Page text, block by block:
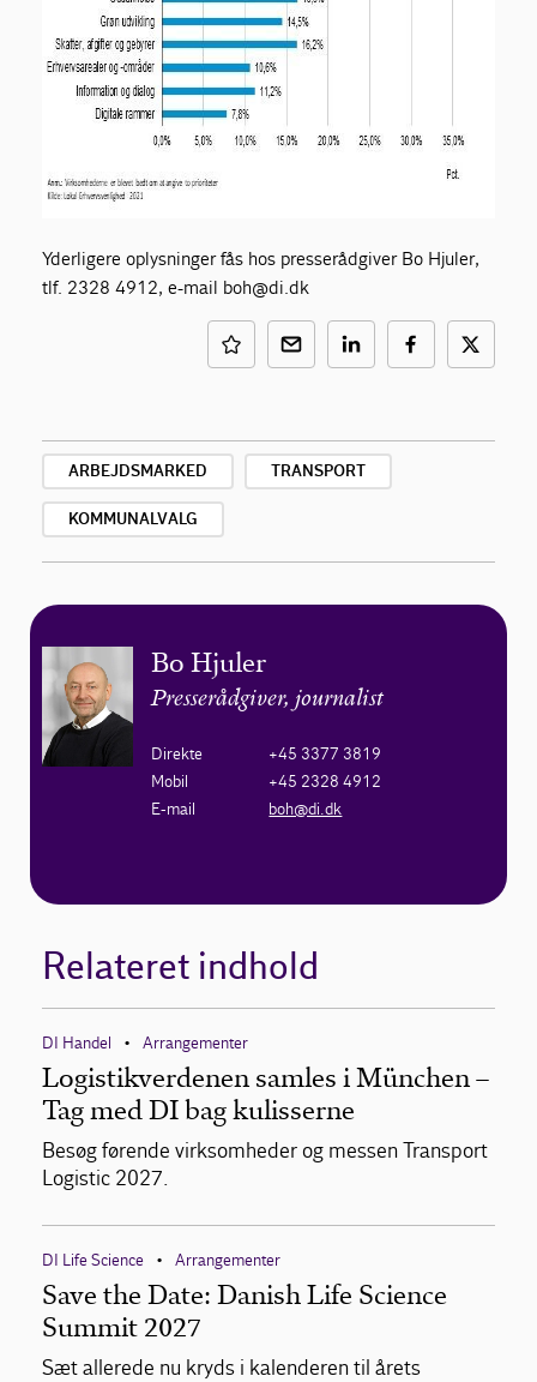
Yderligere oplysninger fås hos presserådgiver Bo Hjuler,
tlf. 2328 4912, e-mail boh@di.dk
ARBEJDSMARKED TRANSPORT
KOMMUNALVALG
Bo Hjuler
Presserådgiver, journalist
Direkte
+45 3377 3819
Mobil
+45 2328 4912
E-mail
boh@di.dk
Relateret indhold
DI Handel • Arrangementer
Logistikverdenen samles i München –
Tag med DI bag kulisserne
Besøg førende virksomheder og messen Transport
Logistic 2027.
DI Life Science • Arrangementer
Save the Date: Danish Life Science
Summit 2027
Sæt allerede nu kryds i kalenderen til årets